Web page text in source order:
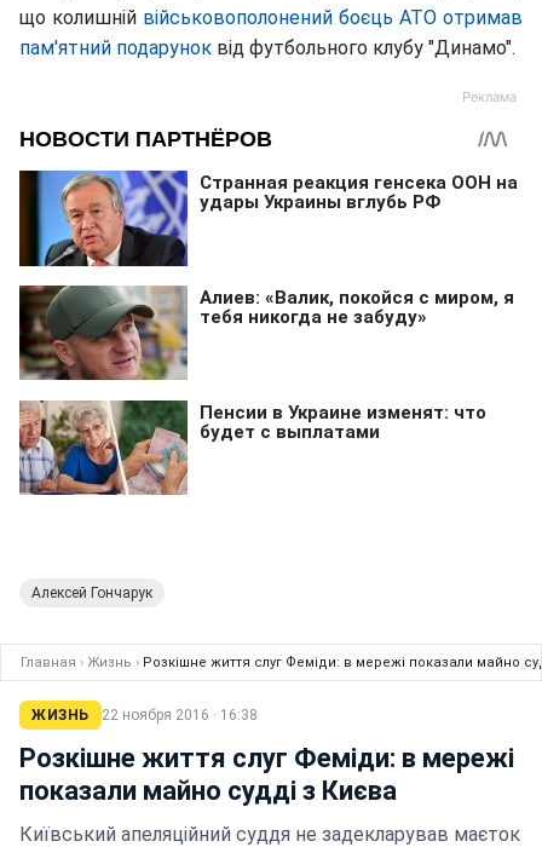
що колишній військовополонений боєць АТО отримав
пам'ятний подарунок від футбольного клубу "Динамо".
Алексей Гончарук
Главная › Жизнь › Розкішне життя слуг Феміди: в мережі показали майно
ЖИЗНЬ 22 ноября 2016 · 16:38
Розкішне життя слуг Феміди: в мережі
показали майно судді з Києва
Київський апеляційний суддя не задекларував маєток